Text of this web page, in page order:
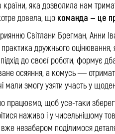
країни, яка дозволила нам
довела, що команда — це
Світлани Брегман, Анни
дружнього
до своєї роботи, формує
осяяння, а комусь —
мали змогу узяти участь у
працюємо, щоб усе-таки
наживо і у чисельнішому
вже незабаром поділимося